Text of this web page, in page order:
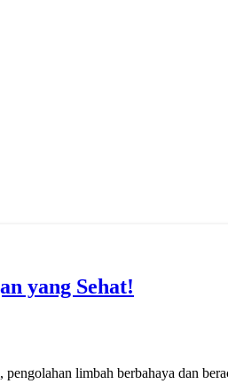
yang Sehat!
limbah berbahaya dan